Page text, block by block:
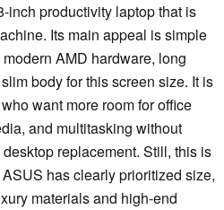
inch productivity laptop that is
Its main appeal is simple
AMD hardware, long
body for this screen size. It is
want more room for office
and multitasking without
replacement. Still, this is
has clearly prioritized size,
materials and high-end